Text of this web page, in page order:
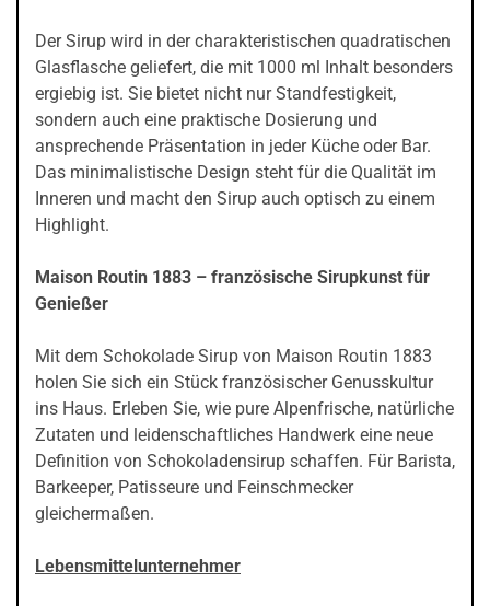
Der Sirup wird in der charakteristischen quadratischen
Glasflasche geliefert, die mit 1000 ml Inhalt besonders
ergiebig ist. Sie bietet nicht nur Standfestigkeit,
sondern auch eine praktische Dosierung und
ansprechende Präsentation in jeder Küche oder Bar.
Das minimalistische Design steht für die Qualität im
Inneren und macht den Sirup auch optisch zu einem
Highlight.
Maison Routin 1883 – französische Sirupkunst für
Genießer
Mit dem Schokolade Sirup von Maison Routin 1883
holen Sie sich ein Stück französischer Genusskultur
ins Haus. Erleben Sie, wie pure Alpenfrische, natürliche
Zutaten und leidenschaftliches Handwerk eine neue
Definition von Schokoladensirup schaffen. Für Barista,
Barkeeper, Patisseure und Feinschmecker
gleichermaßen.
Lebensmittelunternehmer